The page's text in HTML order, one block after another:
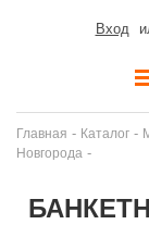
Вход
Главная - Каталог -
Новгорода -